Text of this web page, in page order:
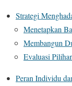
Strategi
Menetapkan
Membangun
Evaluasi
Peran Individu